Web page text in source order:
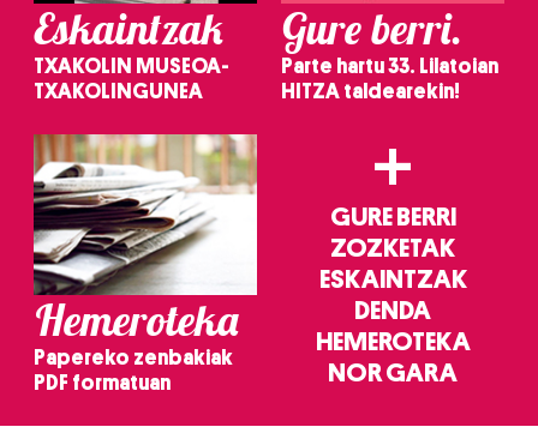
Eskaintzak
TXAKOLIN MUSEOA-
TXAKOLINGUNEA
Gure berri.
Parte hartu 33. Lilatoian
HITZA taldearekin!
Hemeroteka
Papereko zenbakiak
PDF formatuan
+
GURE BERRI
ZOZKETAK
ESKAINTZAK
DENDA
HEMEROTEKA
NOR GARA